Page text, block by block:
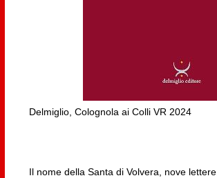
Delmiglio, Colognola ai Colli VR 2024
Il nome della Santa di Volvera, nove lettere.